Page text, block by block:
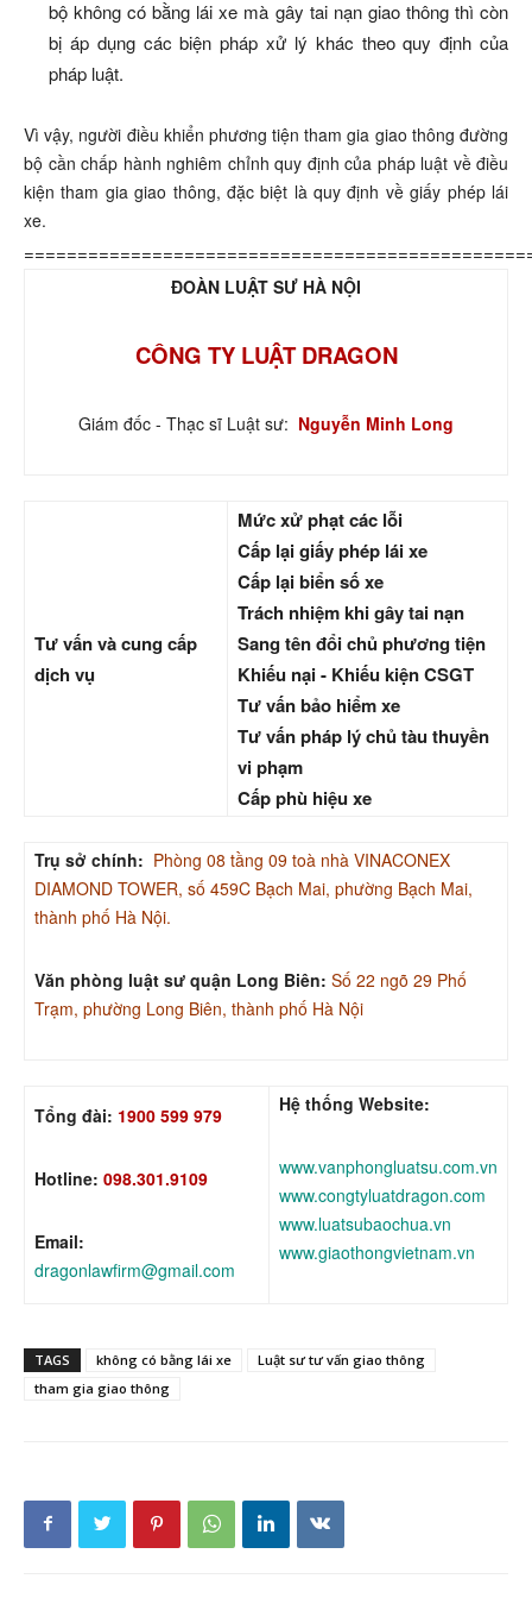
bộ không có bằng lái xe mà gây tai nạn giao thông thì còn
bị áp dụng các biện pháp xử lý khác theo quy định của
pháp luật.
Vì vậy, người điều khiển phương tiện tham gia giao thông đường
bộ cần chấp hành nghiêm chỉnh quy định của pháp luật về điều
kiện tham gia giao thông, đặc biệt là quy định về giấy phép lái
xe.
ĐOÀN LUẬT SƯ HÀ NỘI
CÔNG TY LUẬT DRAGON
Giám đốc - Thạc sĩ Luật sư: Nguyễn Minh Long
Tư vấn và cung cấp
dịch vụ
Mức xử phạt các lỗi
Cấp lại giấy phép lái xe
Cấp lại biển số xe
Trách nhiệm khi gây tai nạn
Sang tên đổi chủ phương tiện
Khiếu nại - Khiếu kiện CSGT
Tư vấn bảo hiểm xe
Tư vấn pháp lý chủ tàu thuyền
vi phạm
Cấp phù hiệu xe
Trụ sở chính: Phòng 08 tầng 09 toà nhà VINACONEX
DIAMOND TOWER, số 459C Bạch Mai, phường Bạch Mai,
thành phố Hà Nội.
Văn phòng luật sư quận Long Biên: Số 22 ngõ 29 Phố
Trạm, phường Long Biên, thành phố Hà Nội
Tổng đài: 1900 599 979
Hotline: 098.301.9109
Email:
dragonlawfirm@gmail.com
Hệ thống Website:
www.vanphongluatsu.com.vn
www.congtyluatdragon.com
www.luatsubaochua.vn
www.giaothongvietnam.vn
TAGS không có bằng lái xe
Luật sư tư vấn giao thông
tham gia giao thông